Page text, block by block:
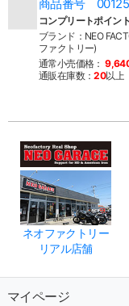
商品番号
コンプリートポイン
ブランド：NEO
ファクトリー)
通常小売価格：
通販在庫数：20以上
ネオファクトリー
リアル店舗
マイページ